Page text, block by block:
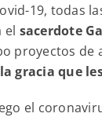
19, todas
el sacerdote
proyectos
gracia que
el